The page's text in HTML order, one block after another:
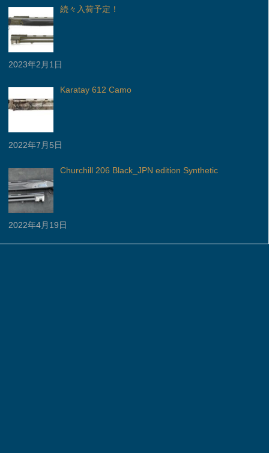
続々入荷予定！
2023年2月1日
Karatay 612 Camo
2022年7月5日
Churchill 206 Black_JPN edition Synthetic
2022年4月19日